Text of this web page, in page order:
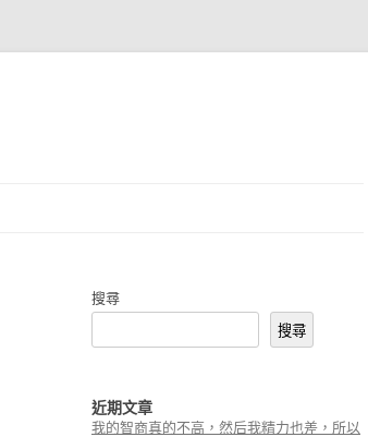
搜尋
搜尋
近期文章
我的智商真的不高，然后我精力也差，所以